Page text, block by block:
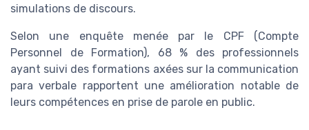
simulations de discours.
Selon une enquête menée par le CPF (Compte
Personnel de Formation), 68 % des professionnels
ayant suivi des formations axées sur la communication
para verbale rapportent une amélioration notable de
leurs compétences en prise de parole en public.